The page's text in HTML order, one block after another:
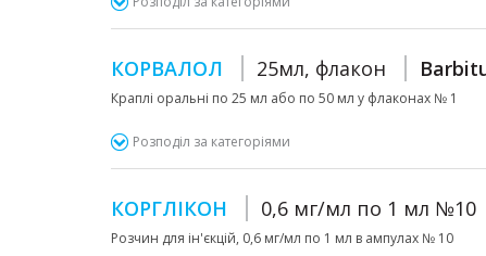
КОРВАЛОЛ 25мл, флакон
Краплі оральні по 25 мл або по 50 мл у флаконах № 1
Розподіл за категоріями
КОРГЛІКОН 0,6 мг/мл по 1 мл №10
Розчин для ін'єкцій, 0,6 мг/мл по 1 мл в ампулах № 10